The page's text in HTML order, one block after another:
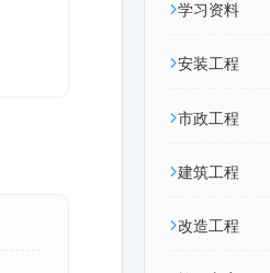
学习资料
安装工程
市政工程
建筑工程
改造工程